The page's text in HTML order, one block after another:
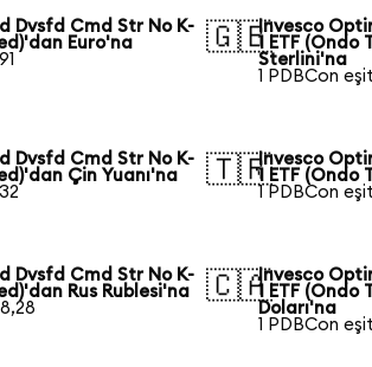
Dvsfd Cmd Str No K-
Euro'na
🇬🇧Invesco
1 ETF (Ondo
Sterlini'na
1 PDBCon
Dvsfd Cmd Str No K-
Çin Yuanı'na
🇹🇷Invesco
1 ETF (Ondo
1 PDBCon
Dvsfd Cmd Str No K-
Rus Rublesi'na
🇨🇦Invesco
1 ETF (Ondo
Doları'na
1 PDBCon